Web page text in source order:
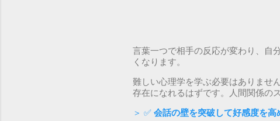
言葉一つで相手の反応が変わり、自
くなります。
難しい心理学を学ぶ必要はありませ
存在になれるはずです。人間関係の
＞ ✅ 会話の壁を突破して好感度を